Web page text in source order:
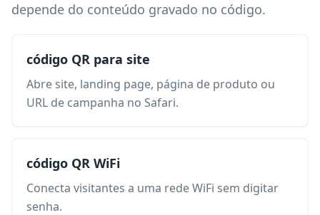
depende do conteúdo gravado no código.
código QR para site
Abre site, landing page, página de produto ou
URL de campanha no Safari.
código QR WiFi
Conecta visitantes a uma rede WiFi sem digitar
senha.